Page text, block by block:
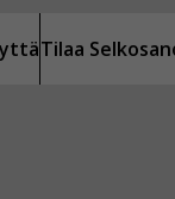
Tilaa